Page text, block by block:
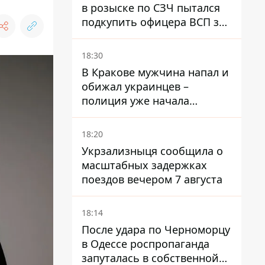
в розыске по СЗЧ пытался
подкупить офицера ВСП за
40 тысяч гривен
18:30
В Кракове мужчина напал и
обижал украинцев –
полиция уже начала
расследование
18:20
Укрзализныця сообщила о
масштабных задержках
поездов вечером 7 августа
18:14
После удара по Черноморцу
в Одессе роспропаганда
запуталась в собственной